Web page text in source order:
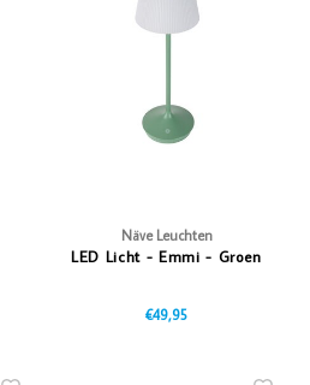
Näve Leuchten
LED Licht - Emmi - Groen
€49,95